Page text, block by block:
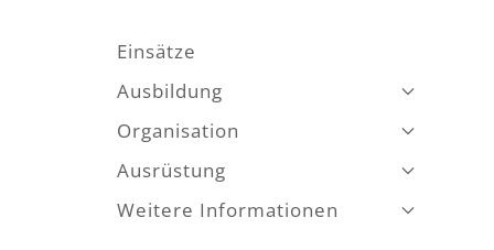
Einsätze
Ausbildung
Organisation
Ausrüstung
Weitere Informationen